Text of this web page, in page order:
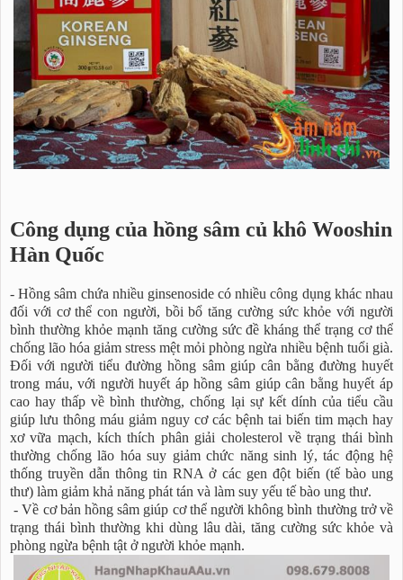
Công dụng của hồng sâm củ khô Wooshin
Hàn Quốc
- Hồng sâm chứa nhiều ginsenoside có nhiều công dụng khác nhau
đối với cơ thể con người, bồi bổ tăng cường sức khỏe với người
bình thường khỏe mạnh tăng cường sức đề kháng thể trạng cơ thể
chống lão hóa giảm stress mệt mỏi phòng ngừa nhiều bệnh tuổi già.
Đối với người tiểu đường hồng sâm giúp cân bằng đường huyết
trong máu, với người huyết áp hồng sâm giúp cân bằng huyết áp
cao hay thấp về bình thường, chống lại sự kết dính của tiểu cầu
giúp lưu thông máu giảm nguy cơ các bệnh tai biến tim mạch hay
xơ vữa mạch, kích thích phân giải cholesterol về trạng thái bình
thường chống lão hóa suy giảm chức năng sinh lý, tác động hệ
thống truyền dẫn thông tin RNA ở các gen đột biến (tế bào ung
thư) làm giảm khả năng phát tán và làm suy yếu tế bào ung thư.
- Về cơ bản hồng sâm giúp cơ thể người không bình thường trở về
trạng thái bình thường khi dùng lâu dài, tăng cường sức khỏe và
phòng ngừa bệnh tật ở người khỏe mạnh.